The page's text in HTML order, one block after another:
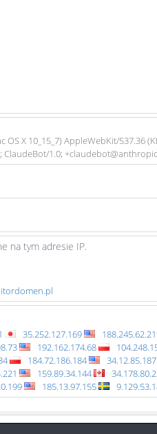
X 10_15_7) AppleWebKit/537.36
ClaudeBot/1.0;
na tym adresie IP.
35.252.127.169
192.162.174.68
184.72.186.184 34.12.85.187
159.89.34.144
185.13.97.155